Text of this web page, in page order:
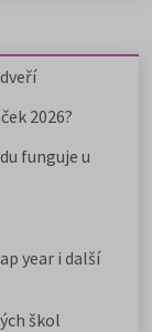
2026?
funguje u
year i další
škol